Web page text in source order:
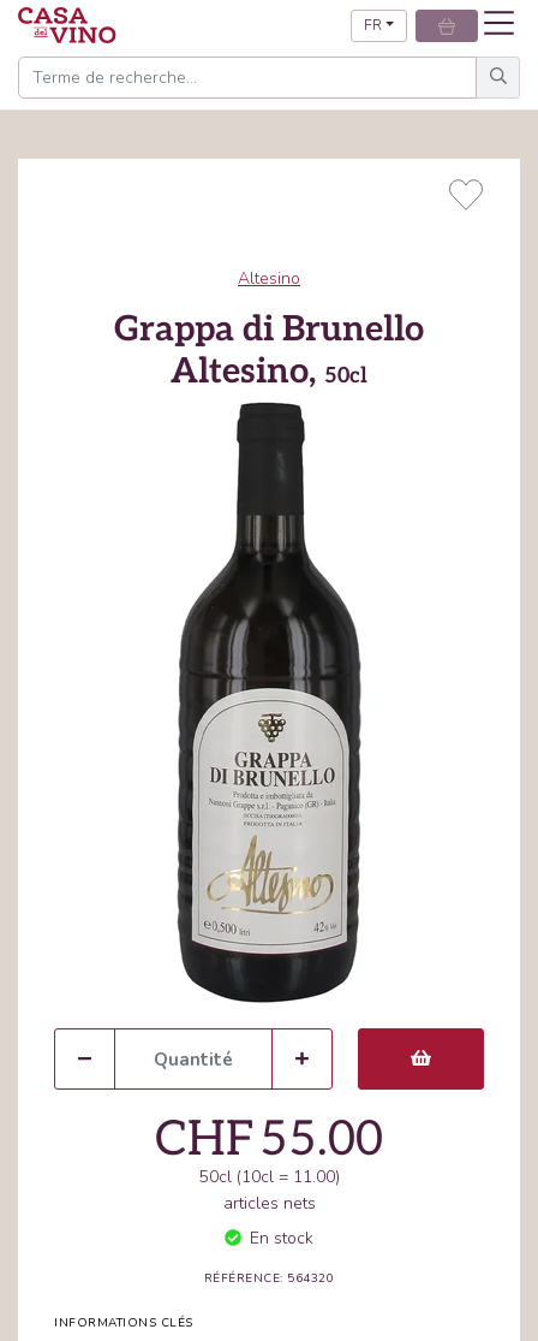
FR
Altesino
Grappa di Brunello
Altesino, 50cl
CHF55.00
50cl (10cl = 11.00)
articles nets
En stock
RÉFÉRENCE: 564320
INFORMATIONS CLÉS